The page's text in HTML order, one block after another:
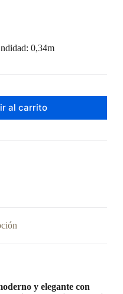
0,34m
al carrito
y elegante con